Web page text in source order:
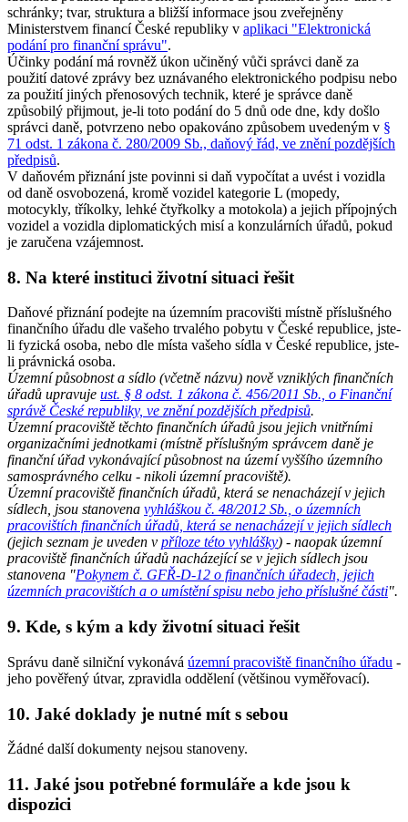
schránky; tvar, struktura a bližší informace jsou zveřejněny
Ministerstvem financí České republiky v aplikaci "Elektronická
podání pro finanční správu".
Účinky podání má rovněž úkon učiněný vůči správci daně za
použití datové zprávy bez uznávaného elektronického podpisu nebo
za použití jiných přenosových technik, které je správce daně
způsobilý přijmout, je-li toto podání do 5 dnů ode dne, kdy došlo
správci daně, potvrzeno nebo opakováno způsobem uvedeným v §
71 odst. 1 zákona č. 280/2009 Sb., daňový řád, ve znění pozdějších
předpisů.
V daňovém přiznání jste povinni si daň vypočítat a uvést i vozidla
od daně osvobozená, kromě vozidel kategorie L (mopedy,
motocykly, tříkolky, lehké čtyřkolky a motokola) a jejich přípojných
vozidel a vozidla diplomatických misí a konzulárních úřadů, pokud
je zaručena vzájemnost.
8. Na které instituci životní situaci řešit
Daňové přiznání podejte na územním pracovišti místně příslušného
finančního úřadu dle vašeho trvalého pobytu v České republice, jste-
li fyzická osoba, nebo dle místa vašeho sídla v České republice, jste-
li právnická osoba.
Územní působnost a sídlo (včetně názvu) nově vzniklých finančních
úřadů upravuje ust. § 8 odst. 1 zákona č. 456/2011 Sb., o Finanční
správě České republiky, ve znění pozdějších předpisů.
Územní pracoviště těchto finančních úřadů jsou jejich vnitřními
organizačními jednotkami (místně příslušným správcem daně je
finanční úřad vykonávající působnost na území vyššího územního
samosprávného celku - nikoli územní pracoviště).
Územní pracoviště finančních úřadů, která se nenacházejí v jejich
sídlech, jsou stanovena vyhláškou č. 48/2012 Sb., o územních
pracovištích finančních úřadů, která se nenacházejí v jejich sídlech
(jejich seznam je uveden v příloze této vyhlášky) - naopak územní
pracoviště finančních úřadů nacházející se v jejich sídlech jsou
stanovena "Pokynem č. GFŘ-D-12 o finančních úřadech, jejich
územních pracovištích a o umístění spisu nebo jeho příslušné části".
9. Kde, s kým a kdy životní situaci řešit
Správu daně silniční vykonává územní pracoviště finančního úřadu -
jeho pověřený útvar, zpravidla oddělení (většinou vyměřovací).
10. Jaké doklady je nutné mít s sebou
Žádné další dokumenty nejsou stanoveny.
11. Jaké jsou potřebné formuláře a kde jsou k
dispozici